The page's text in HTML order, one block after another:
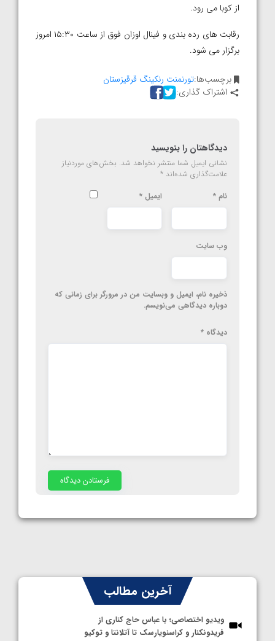
از کوبا می رود.
رقابت های رده بندی و فینال اوزان فوق از ساعت ۱۵:۳۰ امروز
برگزار می شود.
برچسب‌ها:تورنمنت رنکینگ قرقیزستان
اشتراک گذاری:
دیدگاهتان را بنویسید
نشانی ایمیل شما منتشر نخواهد شد. بخش‌های موردنیاز
علامت‌گذاری شده‌اند *
نام * ایمیل *
وب‌ سایت
ذخیره نام، ایمیل و وبسایت من در مرورگر برای زمانی که
دوباره دیدگاهی می‌نویسم.
دیدگاه *
آخرین مطالب
ویدیو اختصاصی؛ با عباس حاج کناری از
فریدونکنار و کراسنویارسک تا آتلانتا و توکیو